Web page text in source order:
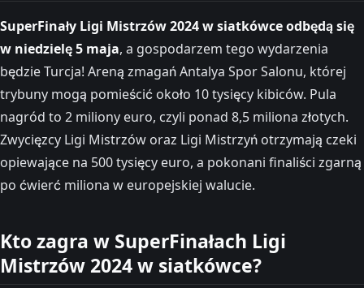
SuperFinały Ligi Mistrzów 2024 w siatkówce odbędą się
w niedzielę 5 maja, a gospodarzem tego wydarzenia
będzie Turcja! Areną zmagań Antalya Spor Salonu, której
trybuny mogą pomieścić około 10 tysięcy kibiców. Pula
nagród to 2 miliony euro, czyli ponad 8,5 miliona złotych.
Zwycięzcy Ligi Mistrzów oraz Ligi Mistrzyń otrzymają czeki
opiewające na 500 tysięcy euro, a pokonani finaliści zgarną
po ćwierć miliona w europejskiej walucie.
Kto zagra w SuperFinałach Ligi
Mistrzów 2024 w siatkówce?